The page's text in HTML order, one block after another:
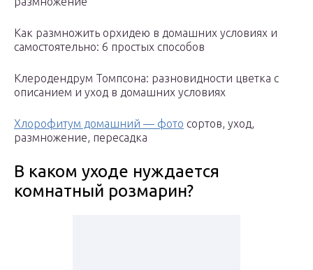
Как размножить орхидею в домашних условиях и
самостоятельно: 6 простых способов
Клеродендрум Томпсона: разновидности цветка с
описанием и уход в домашних условиях
Хлорофитум домашний — фото сортов, уход,
размножение, пересадка
В каком уходе нуждается
комнатный розмарин?